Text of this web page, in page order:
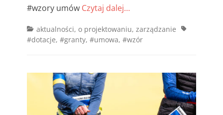
#wzory umów Czytaj dalej…
Categories
aktualności, o projektowaniu, zarządzanie Tags
#dotacje, #granty, #umowa, #wzór